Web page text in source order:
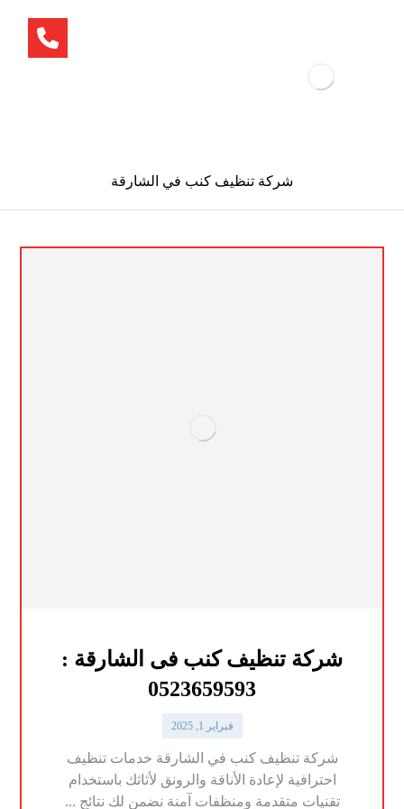
شركة تنظيف كنب في الشارقة
شركة تنظيف كنب فى الشارقة :
0523659593
فبراير 1, 2025
شركة تنظيف كنب في الشارقة خدمات تنظيف
احترافية لإعادة الأناقة والرونق لأثاثك باستخدام
تقنيات متقدمة ومنظفات آمنة نضمن لك نتائج ...